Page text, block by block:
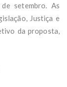
setembro. As
Justiça e
da proposta,